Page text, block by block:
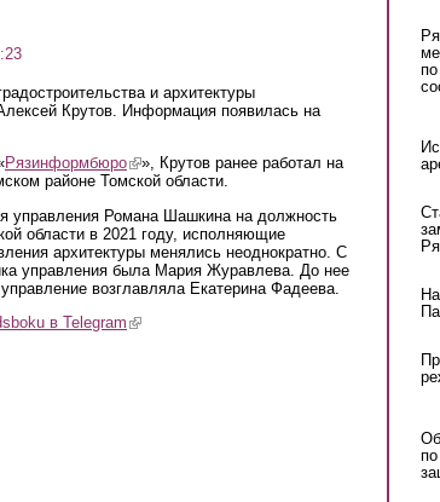
и архитектуры
Крутов. Информация появилась на
Рязинформбюро(link is external)
», Крутов ранее работал на
районе Томской области.
управления Романа Шашкина на должность
области в 2021 году, исполняющие
архитектуры менялись неоднократно. С
управления была Мария Журавлева. До нее
возглавляла Екатерина Фадеева.
в Telegram (link is external)